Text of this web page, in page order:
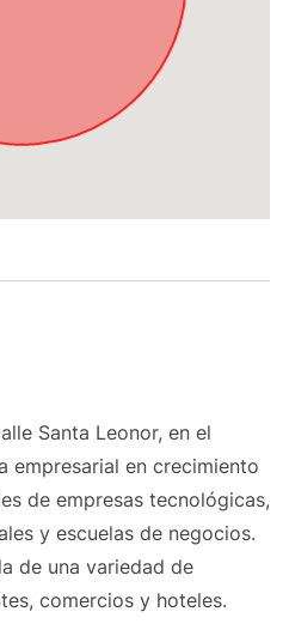
Santa Leonor, en el
empresarial en crecimiento
de empresas tecnológicas,
y escuelas de negocios.
de una variedad de
comercios y hoteles.